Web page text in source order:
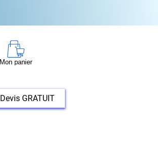
Mon panier
Devis GRATUIT